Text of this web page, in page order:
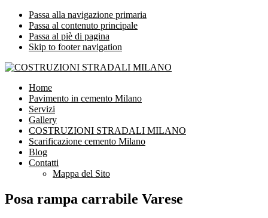
Passa alla navigazione primaria
Passa al contenuto principale
Passa al piè di pagina
Skip to footer navigation
COSTRUZIONI STRADALI MILANO
Impresa leader nelle costruzioni stradali Milano
Home
Pavimento in cemento Milano
Servizi
Gallery
COSTRUZIONI STRADALI MILANO
Scarificazione cemento Milano
Blog
Contatti
Mappa del Sito
Posa rampa carrabile Varese